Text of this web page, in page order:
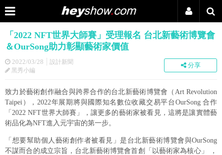
「2022 NFT世界大師賽」受理報名 台北新藝術博覽會
＆OurSong助力彰顯藝術家價值
2022/03/28
設計新聞
黑秀小編
分享
致力於藝術創作融合與跨界合作的台北新藝術博覽會（Art Revolution
Taipei），2022年展期將與國際知名數位收藏交易平台OurSong 合作
「2022 NFT世界大師賽」，讓更多的藝術家被看見，這將是讓實體藝
術品化為NFT進入元宇宙的第一步。
「想要幫助個人藝術創作者被看見」是台北新藝術博覽會與OurSong
不謀而合的成立宗旨，台北新藝術博覽會首創「以藝術家為核心」 ，